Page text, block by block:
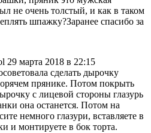
не очень толстый, и как в таком
шпажку?Заранее спасибо за
29 марта 2018 в 22:15
сделать дырочку
прянике. Потом покрыть
с лицевой стороны глазурь
она останется. Потом на
немного глазури, вставляете в
и монтируете в бок торта.